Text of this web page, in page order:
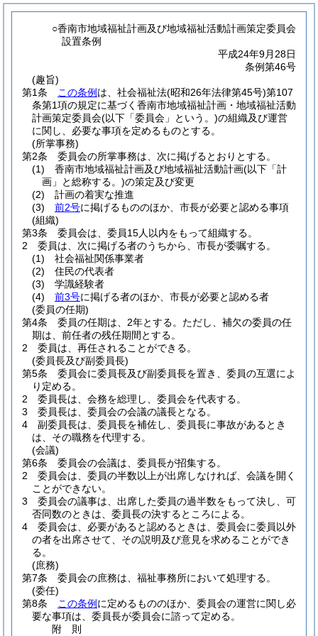
○香南市地域福祉計画及び地域福祉活動計画策定委員会
設置条例
平成24年9月28日
条例第46号
(趣旨)
第1条
この条例 は、社会福祉法(昭和26年法律第45号)第107
条第1項の規定に基づく香南市地域福祉計画・地域福祉活動
計画策定委員会(以下「委員会」という。)の組織及び運営
に関し、必要な事項を定めるものとする。
(所掌事務)
第2条
委員会の所掌事務は、次に掲げるとおりとする。
(1)
香南市地域福祉計画及び地域福祉活動計画(以下「計
画」と総称する。)の策定及び変更
(2)
計画の着実な推進
(3)
前2号に掲げるもののほか、市長が必要と認める事項
(組織)
第3条
委員会は、委員15人以内をもって組織する。
2
委員は、次に掲げる者のうちから、市長が委嘱する。
(1)
社会福祉関係事業者
(2)
住民の代表者
(3)
学識経験者
(4)
前3号に掲げる者のほか、市長が必要と認める者
(委員の任期)
第4条
委員の任期は、2年とする。 ただし、補欠の委員の任
期は、前任者の残任期間とする。
2
委員は、再任されることができる。
(委員長及び副委員長)
第5条
委員会に委員長及び副委員長を置き、委員の互選によ
り定める。
2
委員長は、会務を総理し、委員会を代表する。
3
委員長は、委員会の会議の議長となる。
4
副委員長は、委員長を補佐し、委員長に事故があるとき
は、その職務を代理する。
(会議)
第6条
委員会の会議は、委員長が招集する。
2
委員会は、委員の半数以上が出席しなければ、会議を開く
ことができない。
3
委員会の議事は、出席した委員の過半数をもって決し、可
否同数のときは、委員長の決するところによる。
4
委員会は、必要があると認めるときは、委員会に委員以外
の者を出席させて、その説明及び意見を求めることができ
る。
(庶務)
第7条
委員会の庶務は、福祉事務所において処理する。
(委任)
第8条
この条例 に定めるもののほか、委員会の運営に関し必
要な事項は、委員長が委員会に諮って定める。
附 則